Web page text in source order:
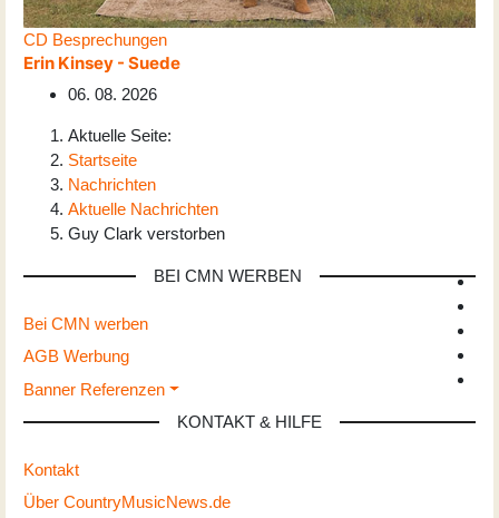
CD Besprechungen
Erin Kinsey - Suede
06. 08. 2026
Aktuelle Seite:
Startseite
Nachrichten
Aktuelle Nachrichten
Guy Clark verstorben
BEI CMN WERBEN
Bei CMN werben
AGB Werbung
Banner Referenzen
KONTAKT & HILFE
Kontakt
Über CountryMusicNews.de